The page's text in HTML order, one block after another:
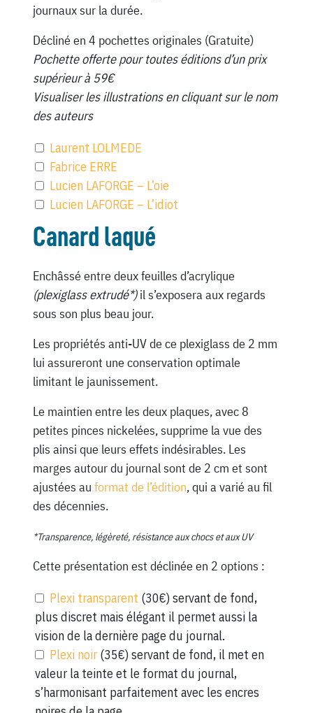
journaux sur la durée.
Décliné en 4 pochettes originales (Gratuite)
Pochette offerte pour toutes éditions d’un prix
supérieur à 59€
Visualiser les illustrations en cliquant sur le nom
des auteurs
Laurent LOLMEDE
Fabrice ERRE
Lucien LAFORGE – L’oie
Lucien LAFORGE – L’idiot
Canard laqué
Enchâssé entre deux feuilles d’acrylique
(plexiglass extrudé*)il s’exposera aux regards
sous son plus beau jour.
Les propriétés anti-UV de ce plexiglass de 2 mm
lui assureront une conservation optimale
limitant le jaunissement.
Le maintien entre les deux plaques, avec 8
petites pinces nickelées, supprime la vue des
plis ainsi que leurs effets indésirables. Les
marges autour du journal sont de 2 cm et sont
ajustées au format de l’édition, qui a varié au fil
des décennies.
*Transparence, légèreté, résistance aux chocs et aux UV
Cette présentation est déclinée en 2 options :
Plexi transparent (30€) servant de fond,
plus discret mais élégant il permet aussi la
vision de la dernière page du journal.
Plexi noir (35€) servant de fond, il met en
valeur la teinte et le format du journal,
s’harmonisant parfaitement avec les encres